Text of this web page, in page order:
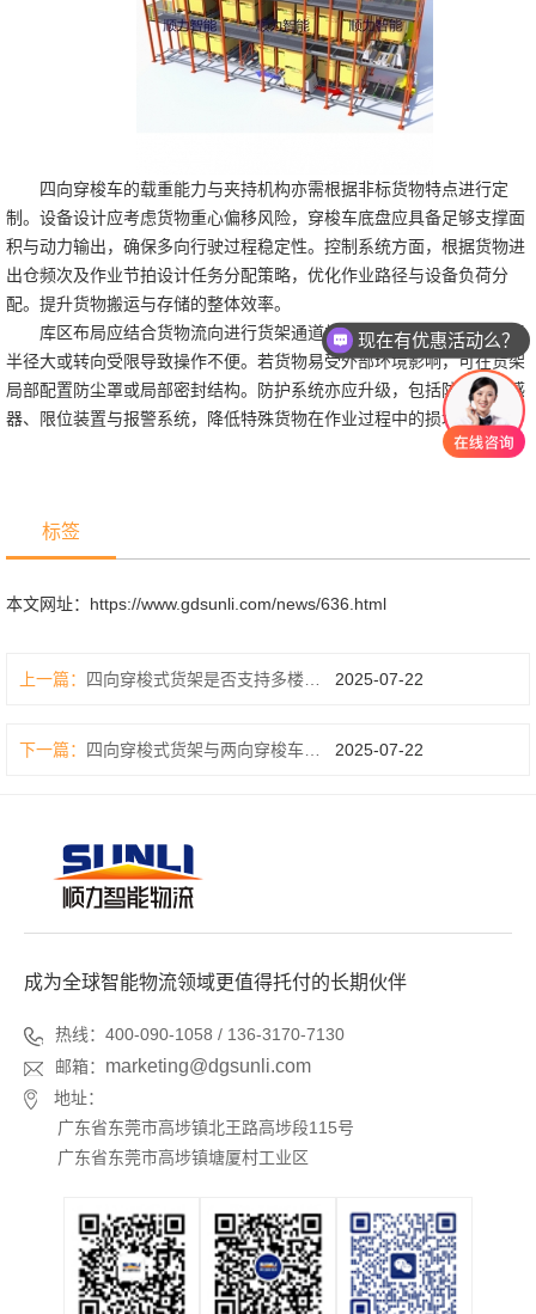
四向穿梭车的载重能力与夹持机构亦需根据非标货物特点进行定
制。设备设计应考虑货物重心偏移风险，穿梭车底盘应具备足够支撑面
积与动力输出，确保多向行驶过程稳定性。控制系统方面，根据货物进
出仓频次及作业节拍设计任务分配策略，优化作业路径与设备负荷分
配。提升货物搬运与存储的整体效率。
库区布局应结合货物流向进行货架通道规划，避免非标货物因搬运
半径大或转向受限导致操作不便。若货物易受外部环境影响，可在货架
局部配置防尘罩或局部密封结构。防护系统亦应升级，包括防碰撞传感
器、限位装置与报警系统，降低特殊货物在作业过程中的损坏风险。
标签
本文网址： https://www.gdsunli.com/news/636.html
上一篇： 四向穿梭式货架是否支持多楼层设计？ 2025-07-22
下一篇： 四向穿梭式货架与两向穿梭车有何区别？ 2025-07-22
成为全球智能物流领域更值得托付的长期伙伴
热线：400-090-1058 / 136-3170-7130
邮箱： marketing@dgsunli.com
地址：
广东省东莞市高埗镇北王路高埗段115号
广东省东莞市高埗镇塘厦村工业区
现在有优惠活动么？